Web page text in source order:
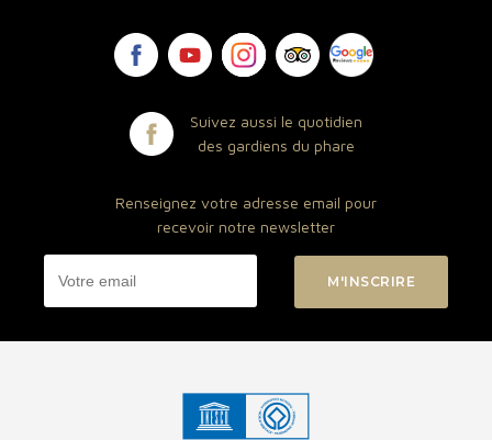
Suivez aussi le quotidien
des gardiens du phare
Renseignez votre adresse email pour
recevoir notre newsletter